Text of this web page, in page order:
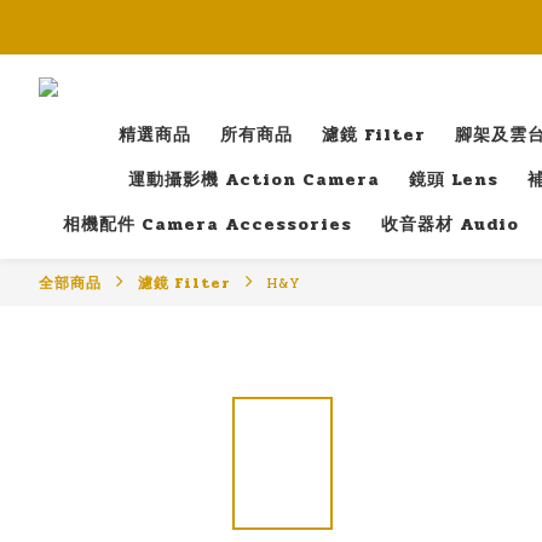
精選商品 所有商品 濾鏡 Filter
腳架及
運動攝影機 Action Camera
鏡頭 Lens
相機配件 Camera Accessories
收音器材 Audio
全部商品 濾鏡 Filter H&Y